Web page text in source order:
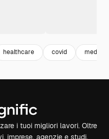
healthcare covid
i tuoi migliori lavori. Oltre
imprese, agenzie e studi.